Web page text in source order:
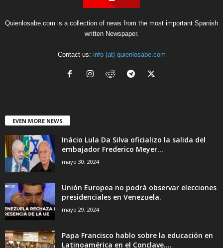
Quienlosabe.com is a collection of news from the most important Spanish
written Newspaper.
Contact us: info [at] quienlosabe.com
EVEN MORE NEWS
Inácio Lula Da Silva oficializo la salida del
embajador Frederico Meyer...
mayo 30, 2024
Unión Europea no podrá observar elecciones
presidenciales en Venezuela.
mayo 29, 2024
Papa Francisco hablo sobre la educación en
Latinoamérica en el Conclave....